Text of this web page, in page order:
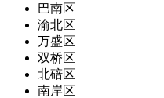
巴南区
渝北区
万盛区
双桥区
北碚区
南岸区